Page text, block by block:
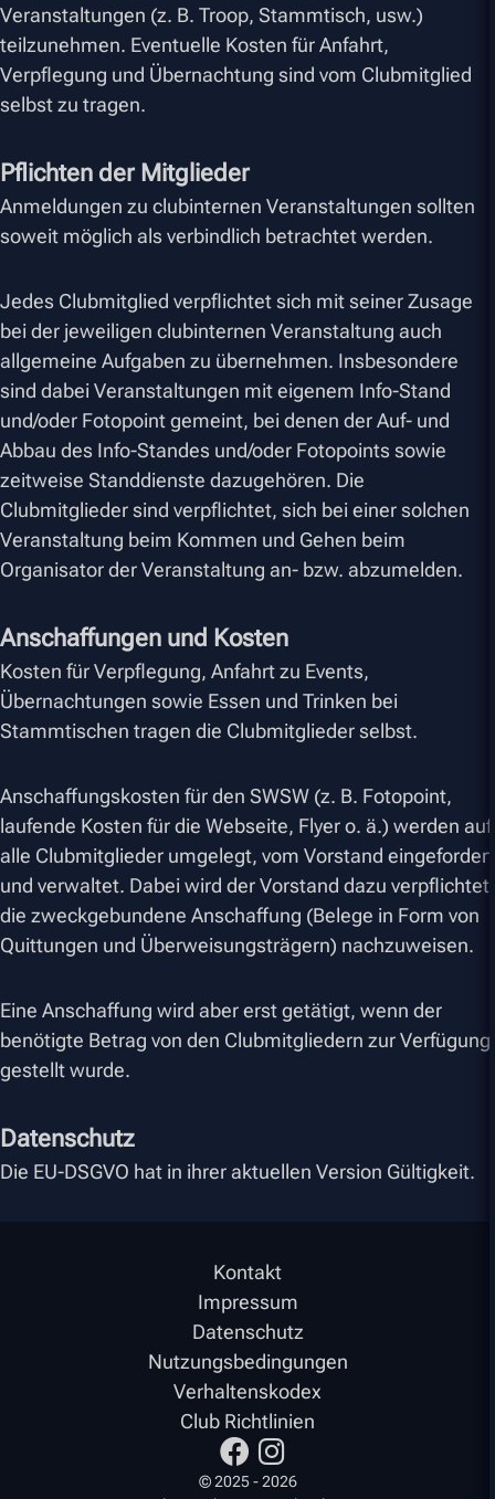
Veranstaltungen (z. B. Troop, Stammtisch, usw.)
teilzunehmen. Eventuelle Kosten für Anfahrt,
Verpflegung und Übernachtung sind vom Clubmitglied
selbst zu tragen.
Pflichten der Mitglieder
Anmeldungen zu clubinternen Veranstaltungen sollten
soweit möglich als verbindlich betrachtet werden.
Jedes Clubmitglied verpflichtet sich mit seiner Zusage
bei der jeweiligen clubinternen Veranstaltung auch
allgemeine Aufgaben zu übernehmen. Insbesondere
sind dabei Veranstaltungen mit eigenem Info-Stand
und/oder Fotopoint gemeint, bei denen der Auf- und
Abbau des Info-Standes und/oder Fotopoints sowie
zeitweise Standdienste dazugehören. Die
Clubmitglieder sind verpflichtet, sich bei einer solchen
Veranstaltung beim Kommen und Gehen beim
Organisator der Veranstaltung an- bzw. abzumelden.
Anschaffungen und Kosten
Kosten für Verpflegung, Anfahrt zu Events,
Übernachtungen sowie Essen und Trinken bei
Stammtischen tragen die Clubmitglieder selbst.
Anschaffungskosten für den SWSW (z. B. Fotopoint,
laufende Kosten für die Webseite, Flyer o. ä.) werden auf
alle Clubmitglieder umgelegt, vom Vorstand eingefordert
und verwaltet. Dabei wird der Vorstand dazu verpflichtet,
die zweckgebundene Anschaffung (Belege in Form von
Quittungen und Überweisungsträgern) nachzuweisen.
Eine Anschaffung wird aber erst getätigt, wenn der
benötigte Betrag von den Clubmitgliedern zur Verfügung
gestellt wurde.
Datenschutz
Die EU-DSGVO hat in ihrer aktuellen Version Gültigkeit.
Kontakt
Impressum
Datenschutz
Nutzungsbedingungen
Verhaltenskodex
Club Richtlinien
© 2025 - 2026